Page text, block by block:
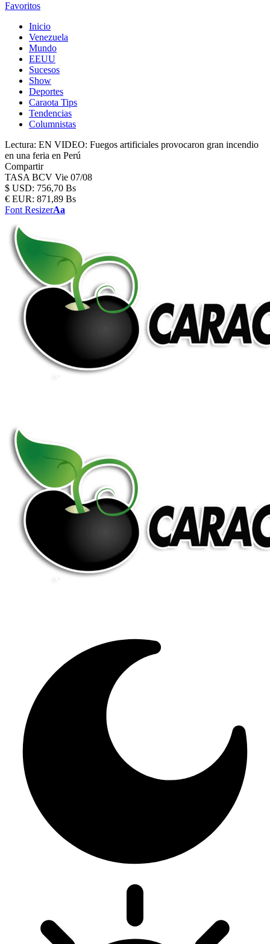
Favoritos
Inicio
Venezuela
Mundo
EEUU
Sucesos
Show
Deportes
Caraota Tips
Tendencias
Columnistas
Lectura: EN VIDEO: Fuegos artificiales provocaron gran incendio
en una feria en Perú
Compartir
TASA BCV Vie 07/08
$ USD: 756,70 Bs
€ EUR: 871,89 Bs
Font ResizerAa